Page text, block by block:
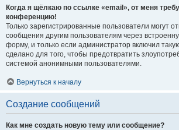
Когда я щёлкаю по ссылке «email», от меня
конференцию!
Только зарегистрированные пользователи могут
сообщения другим пользователям через
форму, и только если администратор включил
сделано для того, чтобы предотвратить
системой анонимными пользователями.
Вернуться к началу
Создание сообщений
Как мне создать новую тему или сообщение?